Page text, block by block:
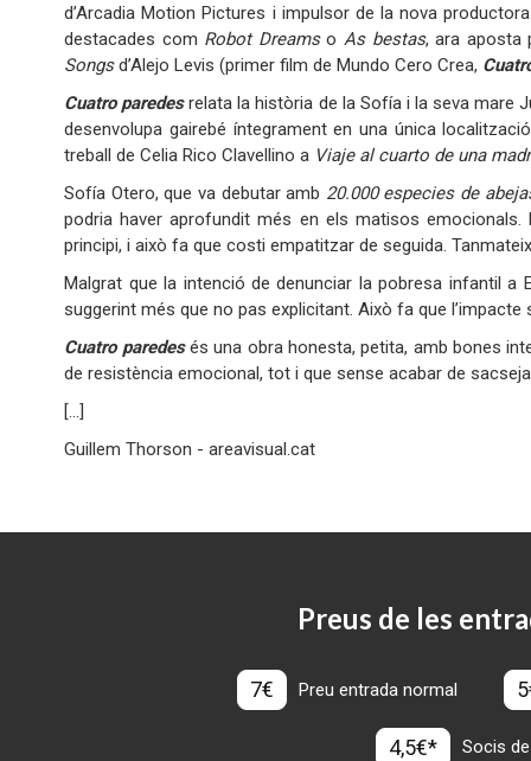
d’Arcadia Motion Pictures i impulsor de la nova
destacades com Robot Dreamso As bestas, ara aposta
Songsd’Alejo Levis (primer film de Mundo Cero Crea,
Cuatro paredesrelata la història de la Sofía i la seva mare
desenvolupa gairebé íntegrament en una única
treball de Celia Rico Clavellino a Viaje al cuarto de una
Sofía Otero, que va debutar amb 20.000 especies de
podria haver aprofundit més en els matisos
principi, i això fa que costi empatitzar de seguida.
Malgrat que la intenció de denunciar la pobresa infantil
suggerint més que no pas explicitant. Això fa que
Cuatro paredesés una obra honesta, petita, amb bones
de resistència emocional, tot i que
[...]
Guillem Thorson - areavisual.cat
Preus de les
7€ Preu entrada normal
4,5€* Socis